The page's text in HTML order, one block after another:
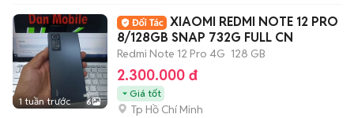
1 tuần trước 6
XIAOMI REDMI NOTE 12 PRO
8/128GB SNAP 732G FULL CN
Redmi Note 12 Pro 4G 128 GB
2.300.000 đ
Giá tốt
Tp Hồ Chí Minh